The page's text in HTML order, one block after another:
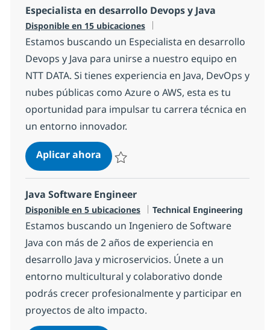
Especialista en desarrollo Devops y Java
Disponible en 15 ubicaciones
Estamos buscando un Especialista en desarrollo
Devops y Java para unirse a nuestro equipo en
NTT DATA. Si tienes experiencia en Java, DevOps y
nubes públicas como Azure o AWS, esta es tu
oportunidad para impulsar tu carrera técnica en
un entorno innovador.
Aplicar ahoraEspecialista en desarrollo Devops y
Java Software Engineer
Disponible en 5 ubicaciones Categoría
Technical Engineering
Estamos buscando un Ingeniero de Software
Java con más de 2 años de experiencia en
desarrollo Java y microservicios. Únete a un
entorno multicultural y colaborativo donde
podrás crecer profesionalmente y participar en
proyectos de alto impacto.